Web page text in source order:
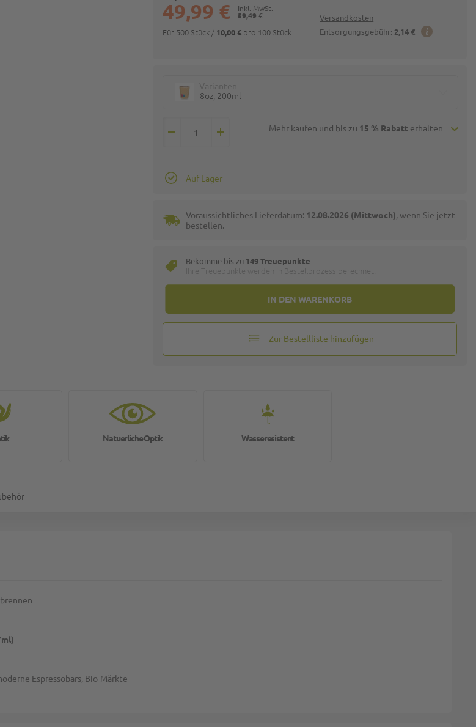
Versandkosten
Entsorgungsgebühr: 2,14 €
59,49 €
49,99 €
Für 500 Stück / 10,00 € pro 100 Stück
8oz, 200ml
Mehr kaufen und bis zu 15 % Rabatterhalten
IN DEN WARENKORB
Auf Lager
Voraussichtliches Lieferdatum: 12.08.2026 (Mittwoch), wenn Sie jetzt
bestellen.
Bekomme bis zu 149 Treuepunkte
Zur Bestellliste hinzufügen
Natuerliche Optik Wasseresistent
Espressobars, Bio-Märkte